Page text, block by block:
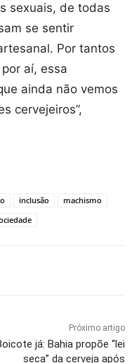
sexuais, de todas
se sentir
Por tantos
aí, essa
ainda não vemos
cervejeiros”,
inclusão
machismo
Próximo artigo
já: Bahia propõe “lei
seca” da cerveja após